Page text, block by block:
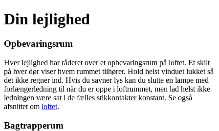
Din lejlighed
Opbevaringsrum
Hver lejlighed har råderet over et opbevaringsrum på loftet. Et skilt
på hver dør viser hvem rummet tilhører. Hold helst vinduet lukket så
det ikke regner ind. Hvis du savner lys kan du slutte en lampe med
forlængerledning til når du er oppe i loftrummet, men lad helst ikke
ledningen være sat i de fælles stikkontakter konstant. Se også
afsnittet om loftet.
Bagtrapperum